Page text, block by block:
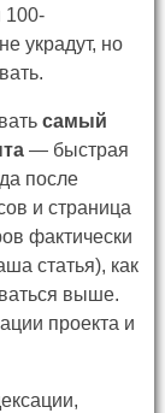
100-
украдут, но
самый
— быстрая
после
и страница
фактически
статья), как
выше.
проекта и